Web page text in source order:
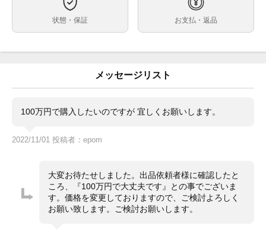
ケース素材
冊子 カードケース 余り駒3個
状態
・2018年新作・日本2020本限定
境や計測環境によって変動します。参考程度にお考えく
小キズや細かな当てキズがありますが、目立つ大きなキ
す。
・通信販売限定商品の為、実物確認や店舗へのお取寄せ
は出来かねます。
・価格交渉やお問合せは『出品者に質問する』よりお願
状態・保証 お支払・返品
メッセージリスト
100万円で購入したいのですが 宜しくお願いします。
2022/11/01 投稿者：epom
大変お待たせしました。出品依頼者様に確認したと
ころ、『100万円で大丈夫です』との事でございま
す。価格を変更しておりますので、ご検討よろしく
お願い致します。ご検討お願いします。